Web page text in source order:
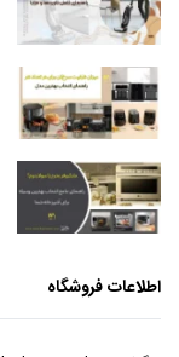
اطلاعات فروشگاه